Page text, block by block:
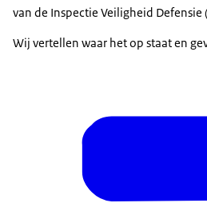
van de Inspectie Veiligheid Defensie
Wij vertellen waar het op staat en